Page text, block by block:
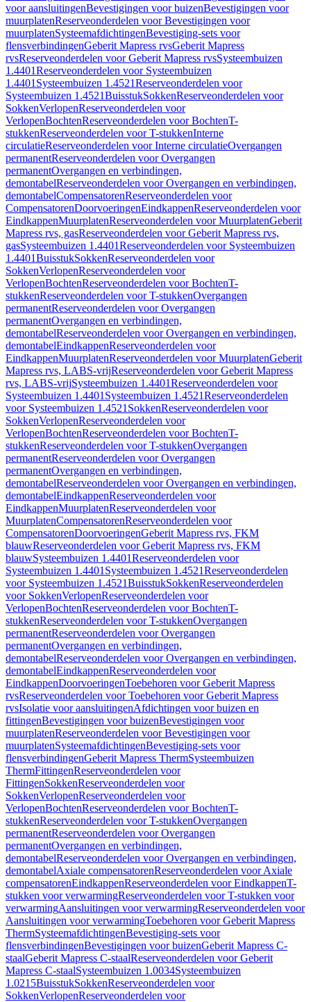
voor aansluitingenBevestigingen voor buizenBevestigingen voor
muurplatenReserveonderdelen voor Bevestigingen voor
muurplatenSysteemafdichtingenBevestiging-sets voor
flensverbindingenGeberit Mapress rvsGeberit Mapress
rvsReserveonderdelen voor Geberit Mapress rvsSysteembuizen
1.4401Reserveonderdelen voor Systeembuizen
1.4401 Systeembuizen 1.4521Reserveonderdelen voor
Systeembuizen 1.4521BuisstukSokkenReserveonderdelen voor
SokkenVerlopenReserveonderdelen voor
VerlopenBochtenReserveonderdelen voor BochtenT-
stukkenReserveonderdelen voor T-stukkenInterne
circulatieReserveonderdelen voor Interne circulatieOvergangen
permanentReserveonderdelen voor Overgangen
permanentOvergangen en verbindingen,
demontabelReserveonderdelen voor Overgangen en verbindingen,
demontabelCompensatorenReserveonderdelen voor
CompensatorenDoorvoeringenEindkappenReserveonderdelen voor
EindkappenMuurplatenReserveonderdelen voor MuurplatenGeberit
Mapress rvs, gasReserveonderdelen voor Geberit Mapress rvs,
gasSysteembuizen 1.4401Reserveonderdelen voor Systeembuizen
1.4401BuisstukSokkenReserveonderdelen voor
SokkenVerlopenReserveonderdelen voor
VerlopenBochtenReserveonderdelen voor BochtenT-
stukkenReserveonderdelen voor T-stukkenOvergangen
permanentReserveonderdelen voor Overgangen
permanentOvergangen en verbindingen,
demontabelReserveonderdelen voor Overgangen en verbindingen,
demontabelEindkappenReserveonderdelen voor
EindkappenMuurplatenReserveonderdelen voor MuurplatenGeberit
Mapress rvs, LABS-vrijReserveonderdelen voor Geberit Mapress
rvs, LABS-vrijSysteembuizen 1.4401Reserveonderdelen voor
Systeembuizen 1.4401 Systeembuizen 1.4521Reserveonderdelen
voor Systeembuizen 1.4521 SokkenReserveonderdelen voor
SokkenVerlopenReserveonderdelen voor
VerlopenBochtenReserveonderdelen voor BochtenT-
stukkenReserveonderdelen voor T-stukkenOvergangen
permanentReserveonderdelen voor Overgangen
permanentOvergangen en verbindingen,
demontabelReserveonderdelen voor Overgangen en verbindingen,
demontabelEindkappenReserveonderdelen voor
EindkappenMuurplatenReserveonderdelen voor
MuurplatenCompensatorenReserveonderdelen voor
CompensatorenDoorvoeringenGeberit Mapress rvs, FKM
blauwReserveonderdelen voor Geberit Mapress rvs, FKM
blauwSysteembuizen 1.4401Reserveonderdelen voor
Systeembuizen 1.4401 Systeembuizen 1.4521Reserveonderdelen
voor Systeembuizen 1.4521BuisstukSokkenReserveonderdelen
voor SokkenVerlopenReserveonderdelen voor
VerlopenBochtenReserveonderdelen voor BochtenT-
stukkenReserveonderdelen voor T-stukkenOvergangen
permanentReserveonderdelen voor Overgangen
permanentOvergangen en verbindingen,
demontabelReserveonderdelen voor Overgangen en verbindingen,
demontabelEindkappenReserveonderdelen voor
EindkappenDoorvoeringenToebehoren voor Geberit Mapress
rvsReserveonderdelen voor Toebehoren voor Geberit Mapress
rvsIsolatie voor aansluitingenAfdichtingen voor buizen en
fittingenBevestigingen voor buizenBevestigingen voor
muurplatenReserveonderdelen voor Bevestigingen voor
muurplatenSysteemafdichtingenBevestiging-sets voor
flensverbindingenGeberit Mapress ThermSysteembuizen
ThermFittingenReserveonderdelen voor
FittingenSokkenReserveonderdelen voor
SokkenVerlopenReserveonderdelen voor
VerlopenBochtenReserveonderdelen voor BochtenT-
stukkenReserveonderdelen voor T-stukkenOvergangen
permanentReserveonderdelen voor Overgangen
permanentOvergangen en verbindingen,
demontabelReserveonderdelen voor Overgangen en verbindingen,
demontabelAxiale compensatorenReserveonderdelen voor Axiale
compensatorenEindkappenReserveonderdelen voor EindkappenT-
stukken voor verwarmingReserveonderdelen voor T-stukken voor
verwarmingAansluitingen voor verwarmingReserveonderdelen voor
Aansluitingen voor verwarmingToebehoren voor Geberit Mapress
ThermSysteemafdichtingenBevestiging-sets voor
flensverbindingenBevestigingen voor buizenGeberit Mapress C-
staalGeberit Mapress C-staalReserveonderdelen voor Geberit
Mapress C-staalSysteembuizen 1.0034Systeembuizen
1.0215BuisstukSokkenReserveonderdelen voor
SokkenVerlopenReserveonderdelen voor